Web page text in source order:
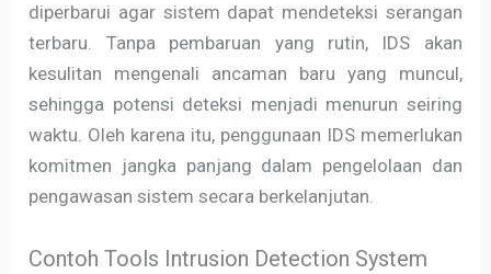
diperbarui agar sistem dapat mendeteksi serangan
terbaru. Tanpa pembaruan yang rutin, IDS akan
kesulitan mengenali ancaman baru yang muncul,
sehingga potensi deteksi menjadi menurun seiring
waktu. Oleh karena itu, penggunaan IDS memerlukan
komitmen jangka panjang dalam pengelolaan dan
pengawasan sistem secara berkelanjutan.
Contoh Tools Intrusion Detection System